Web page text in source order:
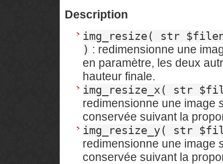
Description
img_resize( str
) : redimensionne une
en paramètre, les deux
hauteur finale.
img_resize_x( str
redimensionne une image
conservée suivant la
img_resize_y( str
redimensionne une image
conservée suivant la